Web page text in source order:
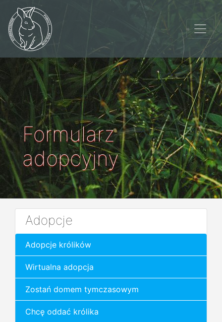
Formularz
adopcyjny
Adopcje
Adopcje królików
Wirtualna adopcja
Zostań domem tymczasowym
Chcę oddać królika